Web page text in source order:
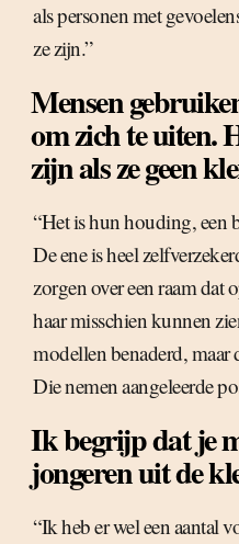
als personen met
ze zijn.”
Mensen
om zich te uiten.
zijn als ze geen
“Het is hun houding, een
De ene is heel
zorgen over een raam dat
haar misschien kunnen
modellen benaderd, maar
Die nemen aangeleerde
Ik begrijp dat je
jongeren uit de
“Ik heb er wel een aantal